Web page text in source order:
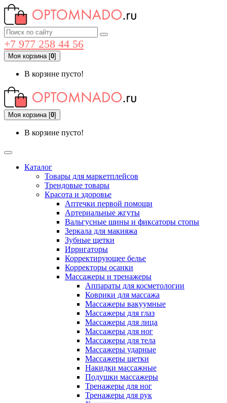
+7 977 258 44 56
Моя корзина[0]
В корзине пусто!
Моя корзина[0]
В корзине пусто!
Каталог
Товары для маркетплейсов
Трендовые товары
Красота и здоровье
Аптечки первой помощи
Артериальные жгуты
Вальгусные шины и фиксаторы стопы
Зеркала для макияжа
Зубные щетки
Ирригаторы
Корректирующее белье
Корректоры осанки
Массажеры и тренажеры
Аппараты для косметологии
Коврики для массажа
Массажеры вакуумные
Массажеры для глаз
Массажеры для лица
Массажеры для ног
Массажеры для тела
Массажеры ударные
Массажеры щетки
Накидки массажные
Подушки массажеры
Тренажеры для ног
Тренажеры для рук